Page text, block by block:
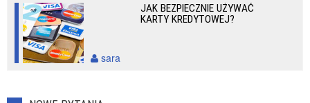
JAK BEZPIECZNIE UŻYWAĆ
KARTY KREDYTOWEJ?
sara